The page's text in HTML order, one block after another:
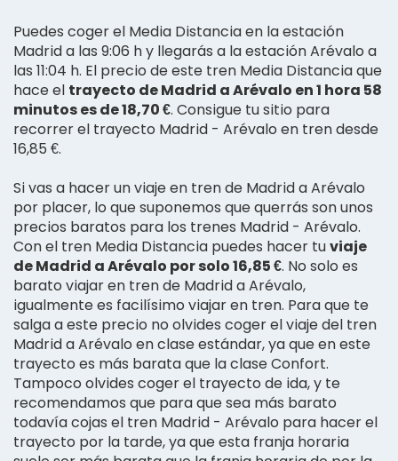
Puedes coger el Media Distancia en la estación
Madrid a las 9:06 h y llegarás a la estación Arévalo a
las 11:04 h. El precio de este tren Media Distancia que
hace el trayecto de Madrid a Arévalo en 1 hora 58
minutos es de 18,70 €. Consigue tu sitio para
recorrer el trayecto Madrid - Arévalo en tren desde
16,85 €.
Si vas a hacer un viaje en tren de Madrid a Arévalo
por placer, lo que suponemos que querrás son unos
precios baratos para los trenes Madrid - Arévalo.
Con el tren Media Distancia puedes hacer tuviaje
de Madrid a Arévalo por solo 16,85 €. No solo es
barato viajar en tren de Madrid a Arévalo,
igualmente es facilísimo viajar en tren. Para que te
salga a este precio no olvides coger el viaje del tren
Madrid a Arévalo en clase estándar, ya que en este
trayecto es más barata que la clase Confort.
Tampoco olvides coger el trayecto de ida, y te
recomendamos que para que sea más barato
todavía cojas el tren Madrid - Arévalo para hacer el
trayecto por la tarde, ya que esta franja horaria